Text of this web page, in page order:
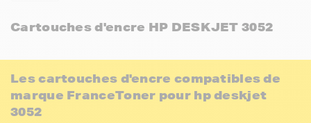
Cartouches d'encre HP DESKJET 3052
Les cartouches d'encre compatibles de
marque FranceToner pour hp deskjet
3052